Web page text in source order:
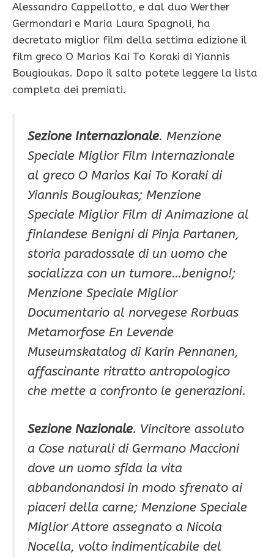
Alessandro Cappellotto, e dal duo Werther
Germondari e Maria Laura Spagnoli, ha
decretato miglior film della settima edizione il
film greco O Marios Kai To Koraki di Yiannis
Bougioukas. Dopo il salto potete leggere la lista
completa dei premiati.
Sezione Internazionale. Menzione
Speciale Miglior Film Internazionale
al greco O Marios Kai To Koraki di
Yiannis Bougioukas; Menzione
Speciale Miglior Film di Animazione al
finlandese Benigni di Pinja Partanen,
storia paradossale di un uomo che
socializza con un tumore…benigno!;
Menzione Speciale Miglior
Documentario al norvegese Rorbuas
Metamorfose En Levende
Museumskatalog di Karin Pennanen,
affascinante ritratto antropologico
che mette a confronto le generazioni.
Sezione Nazionale. Vincitore assoluto
a Cose naturali di Germano Maccioni
dove un uomo sfida la vita
abbandonandosi in modo sfrenato ai
piaceri della carne; Menzione Speciale
Miglior Attore assegnato a Nicola
Nocella, volto indimenticabile del